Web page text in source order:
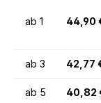
ab 1 44,90
ab 3 42,77
ab 5 40,82